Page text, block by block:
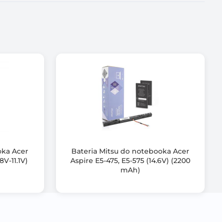
LB7V, HSTNN-LB7W
TPN-W130
Acer
11.1V)
Bateria Mitsu do notebooka Acer
Aspire E5-475, E5-575 (14.6V) (2200
mAh)